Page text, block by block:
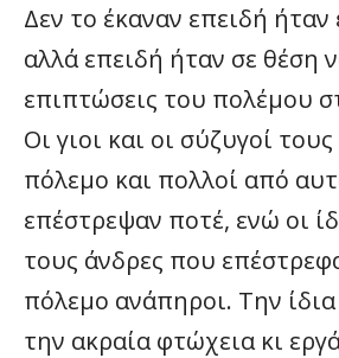
Δεν το έκαναν επειδή ήταν
αλλά επειδή ήταν σε θέση
επιπτώσεις του πολέμου
Οι γιοι και οι σύζυγοί
πόλεμο και πολλοί από
επέστρεψαν ποτέ, ενώ οι
τους άνδρες που
πόλεμο ανάπηροι. Την
την ακραία φτώχεια κι